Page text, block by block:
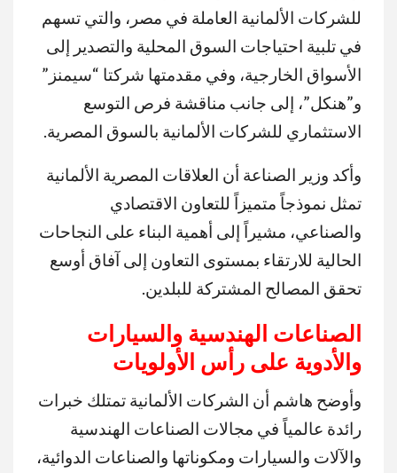
للشركات الألمانية العاملة في مصر، والتي تسهم
في تلبية احتياجات السوق المحلية والتصدير إلى
الأسواق الخارجية، وفي مقدمتها شركتا “سيمنز”
و”هنكل”، إلى جانب مناقشة فرص التوسع
الاستثماري للشركات الألمانية بالسوق المصرية.
وأكد وزير الصناعة أن العلاقات المصرية الألمانية
تمثل نموذجاً متميزاً للتعاون الاقتصادي
والصناعي، مشيراً إلى أهمية البناء على النجاحات
الحالية للارتقاء بمستوى التعاون إلى آفاق أوسع
تحقق المصالح المشتركة للبلدين.
الصناعات الهندسية والسيارات
والأدوية على رأس الأولويات
وأوضح هاشم أن الشركات الألمانية تمتلك خبرات
رائدة عالمياً في مجالات الصناعات الهندسية
والآلات والسيارات ومكوناتها والصناعات الدوائية،